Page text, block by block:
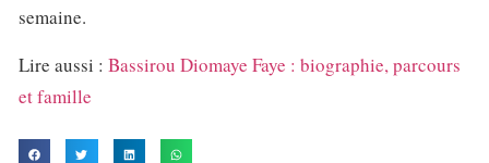
semaine.
Lire aussi : Bassirou Diomaye Faye : biographie, parcours
et famille